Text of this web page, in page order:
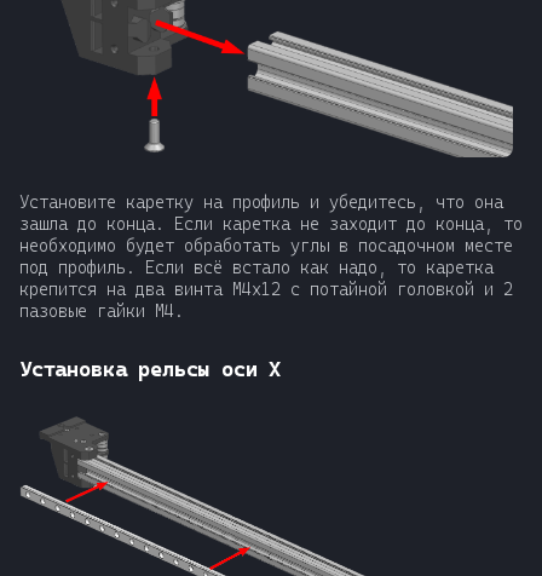
Установите каретку на профиль и убедитесь, что она
зашла до конца. Если каретка не заходит до конца, то
необходимо будет обработать углы в посадочном месте
под профиль. Если всё встало как надо, то каретка
крепится на два винта М4x12 с потайной головкой и 2
пазовые гайки М4.
Установка рельсы оси Х